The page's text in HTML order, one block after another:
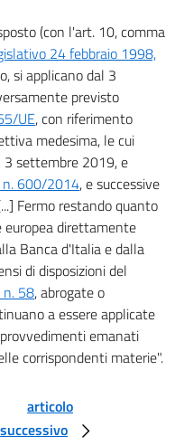
DELLE ATTIVITÀ))
(con l'art. 10, comma
24 febbraio 1998,
si applicano dal 3
previsto
UE, con riferimento
medesima, le cui
3 settembre 2019, e
n. 600/2014, e successive
Fermo restando quanto
europea direttamente
Banca d'Italia e dalla
di disposizioni del
58, abrogate o
a essere applicate
emanati
corrispondenti materie".
articolo
successivo